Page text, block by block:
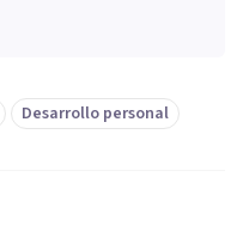
Desarrollo personal